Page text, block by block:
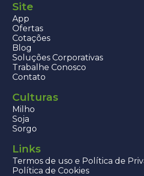
Site
App
Ofertas
Cotações
Blog
Soluções Corporativas
Trabalhe Conosco
Contato
Culturas
Milho
Soja
Sorgo
Links
Termos de uso e Política de
Política de Cookies